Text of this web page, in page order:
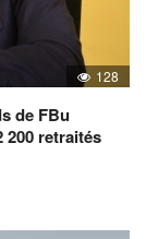
128
de FBu
200 retraités